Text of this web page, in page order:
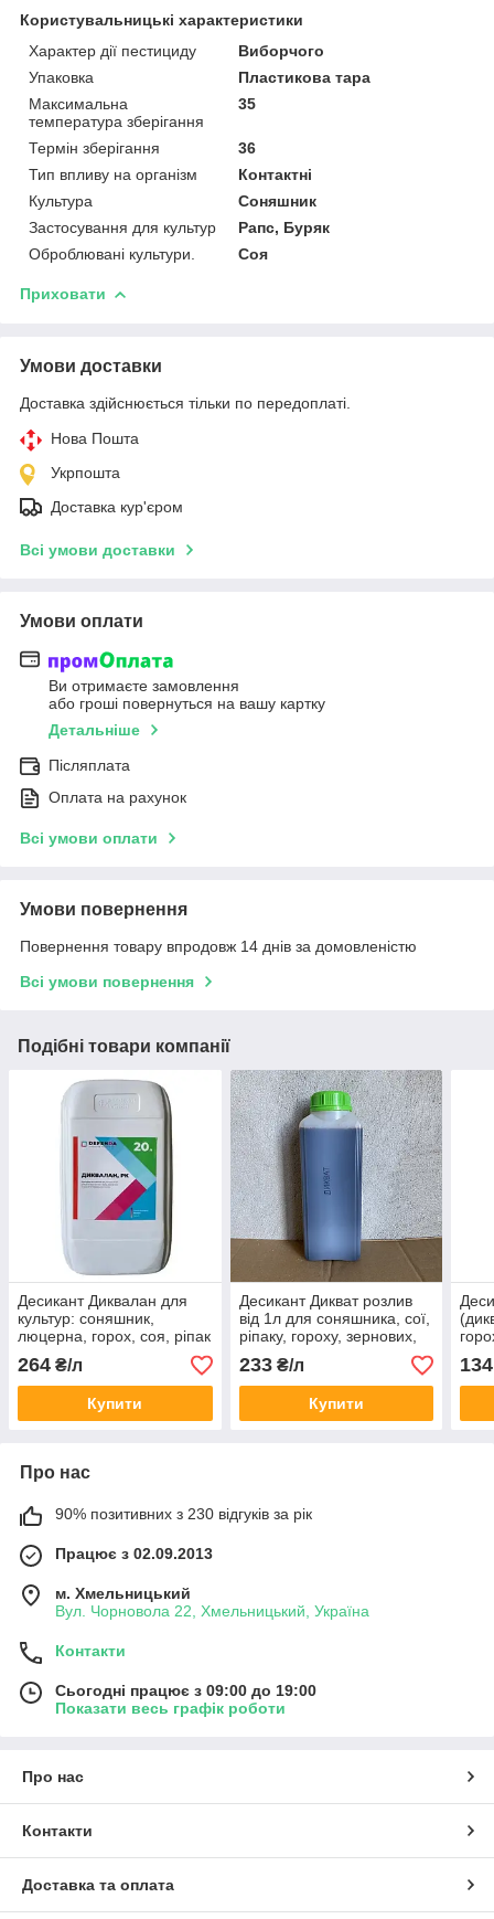
Користувальницькі характеристики
Характер дії пестициду
Виборчого
Упаковка
Пластикова тара
Максимальна
температура зберігання
35
Термін зберігання
36
Тип впливу на організм
Контактні
Культура
Соняшник
Застосування для культур
Рапс, Буряк
Оброблювані культури.
Соя
Приховати
Умови доставки
Доставка здійснюється тільки по передоплаті.
Нова Пошта
Укрпошта
Доставка кур'єром
Всі умови доставки
Умови оплати
Ви отримаєте замовлення
або гроші повернуться на вашу картку
Детальніше
Післяплата
Оплата на рахунок
Всі умови оплати
Умови повернення
Повернення товару впродовж 14 днів за домовленістю
Всі умови повернення
Подібні товари компанії
Десикант Диквалан для
культур: соняшник,
люцерна, горох, соя, ріпак
264 ₴/л
Купити
Десикант Дикват розлив
від 1л для соняшника, сої,
ріпаку, гороху, зернових,
233₴/л
Купити
134
Про нас
90% позитивних з 230 відгуків за рік
Працює з 02.09.2013
м. Хмельницький
Вул. Чорновола 22, Хмельницький, Україна
Контакти
Сьогодні працює з 09:00 до 19:00
Показати весь графік роботи
Про нас
Контакти
Доставка та оплата